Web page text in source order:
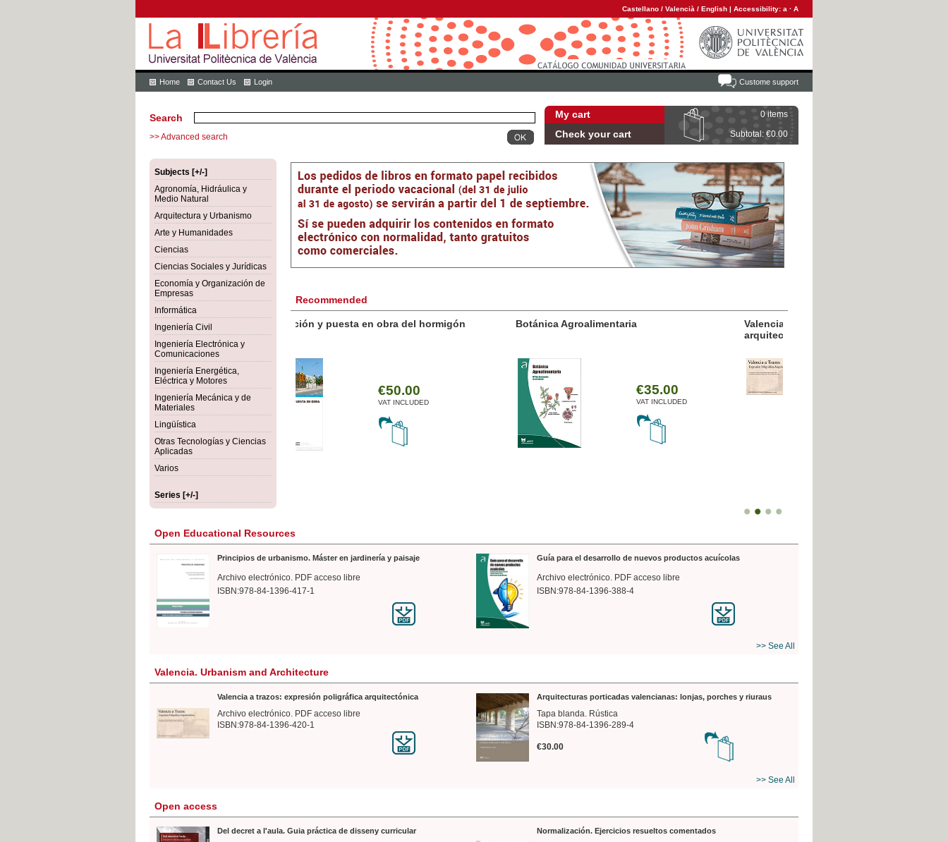
Castellano / Valencià / English | Accessibility: a · A
Custome support
Home Contact Us Login
My cart 0 items
Check your cart Subtotal: €0.00
Search
>> Advanced search
Subjects [+/-]
Agronomía, Hidráulica y
Medio Natural
Arquitectura y Urbanismo
Arte y Humanidades
Ciencias
Ciencias Sociales y Jurídicas
Economía y Organización de
Empresas
Informática
Ingeniería Civil
Ingeniería Electrónica y
Comunicaciones
Ingeniería Energética,
Eléctrica y Motores
Ingeniería Mecánica y de
Materiales
Lingüística
Otras Tecnologías y Ciencias
Aplicadas
Varios
Series [+/-]
Recommended
Botánica Agroalimentaria
€35.00
VAT INCLUDED
Valencia a trazos: expresión poligráfica
Open Educational Resources
Principios de urbanismo. Máster en jardinería y paisaje
Archivo electrónico. PDF acceso libre
ISBN:978-84-1396-417-1
Guía para el desarrollo de nuevos productos acuícolas
Archivo electrónico. PDF acceso libre
ISBN:978-84-1396-388-4
>> See All
Valencia. Urbanism and Architecture
Valencia a trazos: expresión poligráfica arquitectónica
Archivo electrónico. PDF acceso libre
ISBN:978-84-1396-420-1
Arquitecturas porticadas valencianas: lonjas, porches y riuraus
Tapa blanda. Rústica
ISBN:978-84-1396-289-4
€30.00
>> See All
Open access
Del decret a l'aula. Guia práctica de disseny curricular Normalización. Ejercicios resueltos comentados